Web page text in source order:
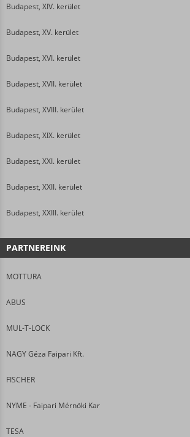
Budapest, XIV. kerület
Budapest, XV. kerület
Budapest, XVI. kerület
Budapest, XVII. kerület
Budapest, XVIII. kerület
Budapest, XIX. kerület
Budapest, XXI. kerület
Budapest, XXII. kerület
Budapest, XXIII. kerület
PARTNEREINK
MOTTURA
ABUS
MUL-T-LOCK
NAGY Géza Faipari Kft.
FISCHER
NYME - Faipari Mérnöki Kar
TESA